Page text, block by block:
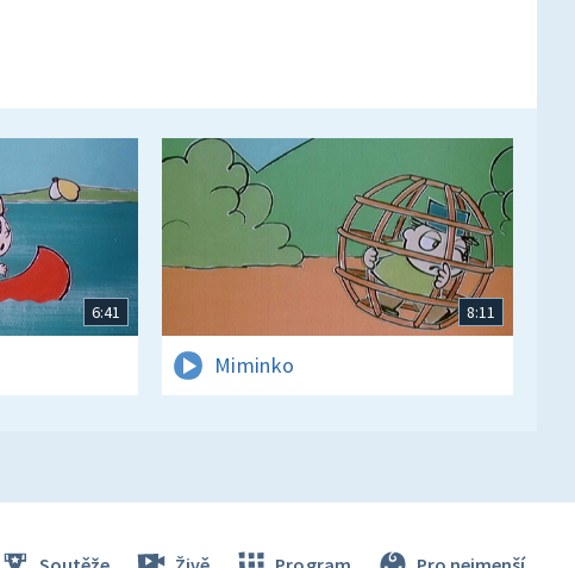
6:41 8:11
Miminko